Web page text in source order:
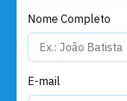
Nome Completo
E-mail